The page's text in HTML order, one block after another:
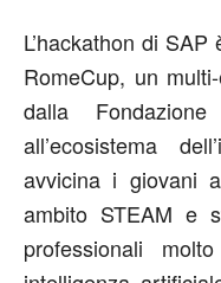
L’hackathon di
RomeCup, un
dalla
all’ecosistema
avvicina i giovani
ambito STEAM e
professionali